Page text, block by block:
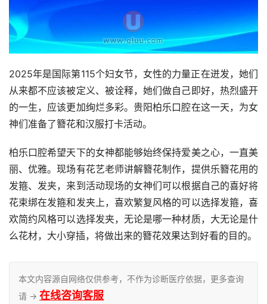
2025年是国际第115个妇女节，女性的力量正在迸发，她们
从来都不应该被定义、被诠释，她们做自己即好，热烈盛开
的一生，应该更加绚烂多彩。贵阳柏乐口腔在这一天，为女
神们准备了簪花和汉服打卡活动。
柏乐口腔希望天下的女神都能够始终保持爱美之心，一直美
丽、优雅。现场有花艺老师讲解簪花制作，提供乐簪花用的
发箍、发夹，来到活动现场的女神们可以根据自己的喜好将
花束绑在发箍和发夹上，喜欢繁复风格的可以选择发箍，喜
欢简约风格可以选择发夹，无论是哪一种材质，大无论是什
么花材，大小穿插，将做出来的簪花效果达到好看的目的。
本文内容源自网络仅供参考，不作为诊断医疗依据，更多查询
请 → 在线咨询客服